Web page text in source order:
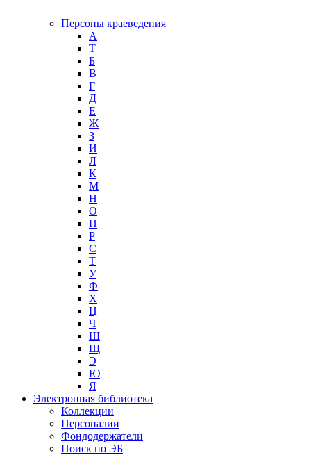
Персоны краеведения
А
T
Б
В
Г
Д
Е
Ж
З
И
Л
К
М
Н
О
П
Р
С
Т
У
Ф
Х
Ц
Ч
Ш
Щ
Э
Ю
Я
Электронная библиотека
Коллекции
Персоналии
Фондодержатели
Поиск по ЭБ